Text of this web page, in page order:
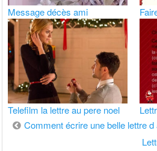
Message décès ami
Telefilm la lettre au pere noel
Navigation
Comment écrire une belle lettre d